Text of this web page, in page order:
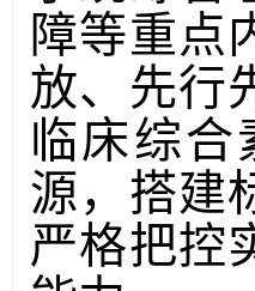
障等重点
放、先行
临床综合
源，搭建
严格把控